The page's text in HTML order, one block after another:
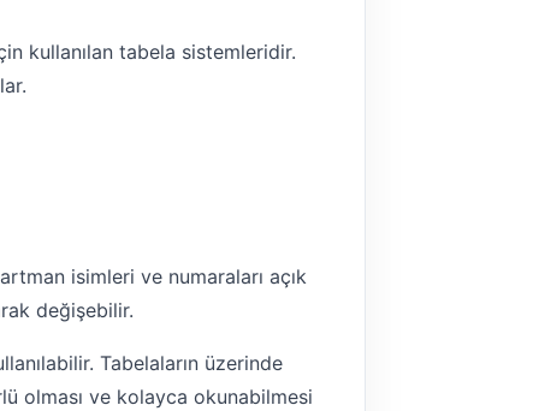
kullanılan tabela sistemleridir.
isimleri ve numaraları açık
değişebilir.
Tabelaların üzerinde
olması ve kolayca okunabilmesi